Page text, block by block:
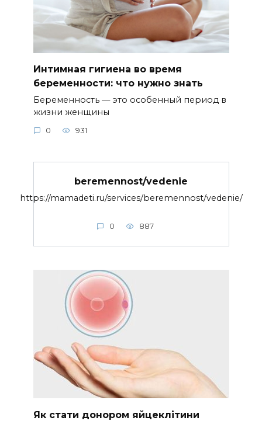
Интимная гигиена во время
беременности: что нужно знать
Беременность — это особенный период в
жизни женщины
0 931
beremennost/vedenie
https://mamadeti.ru/services/beremennost/vedenie/
0 887
Як стати донором яйцеклітини